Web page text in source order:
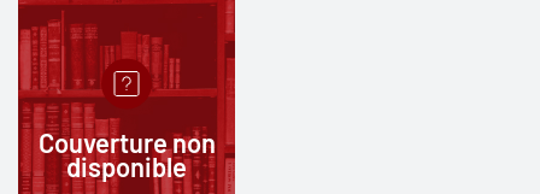
Couverture non
disponible